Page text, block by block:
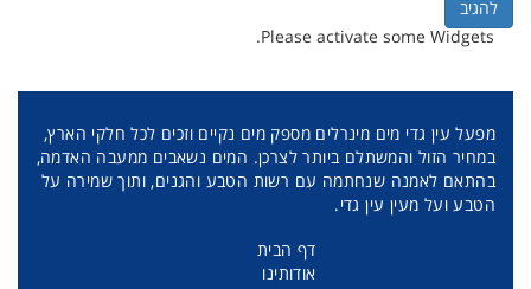
Please activate some Widgets.
מפעל עין גדי מים מינרלים מספק מים נקיים וזכים לכל חלקי הארץ,
במחיר הזול והמשתלם ביותר לצרכן. המים נשאבים ממעבה האדמה,
בהתאם לאמנה שנחתמה עם רשות הטבע והגנים, ותוך שמירה על
הטבע ועל מעין עין גדי.
דף הבית
אודותינו